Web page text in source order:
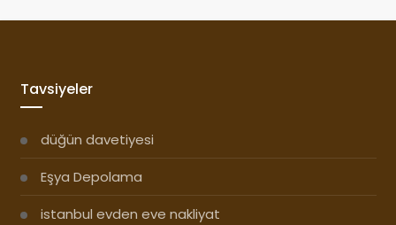
Tavsiyeler
düğün davetiyesi
Eşya Depolama
istanbul evden eve nakliyat